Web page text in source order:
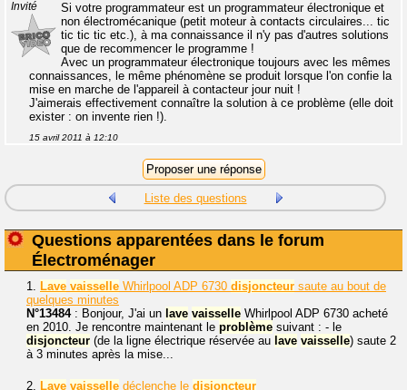
Invité
Si votre programmateur est un programmateur électronique et
non électromécanique (petit moteur à contacts circulaires... tic
tic tic tic etc.), à ma connaissance il n'y pas d'autres solutions
que de recommencer le programme !
Avec un programmateur électronique toujours avec les mêmes
connaissances, le même phénomène se produit lorsque l'on confie la
mise en marche de l'appareil à contacteur jour nuit !
J'aimerais effectivement connaître la solution à ce problème (elle doit
exister : on invente rien !).
15 avril 2011 à 12:10
Liste des questions
Questions apparentées dans le forum
Électroménager
1. Lave vaisselle Whirlpool ADP 6730 disjoncteur saute au bout de
quelques minutes
N°13484: Bonjour, J'ai un lave vaisselle Whirlpool ADP 6730 acheté
en 2010. Je rencontre maintenant le problème suivant : - le
disjoncteur (de la ligne électrique réservée au lave vaisselle) saute 2
à 3 minutes après la mise...
2. Lave vaisselle déclenche le disjoncteur